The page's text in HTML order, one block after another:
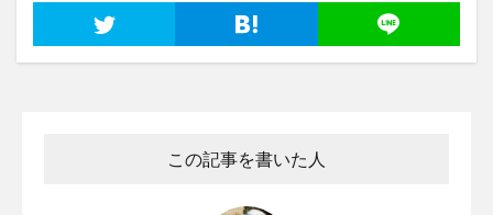
この記事を書いた人